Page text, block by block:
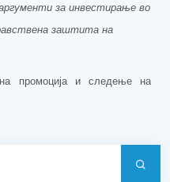
за инвестирање во
заштита на
промоција и следење на